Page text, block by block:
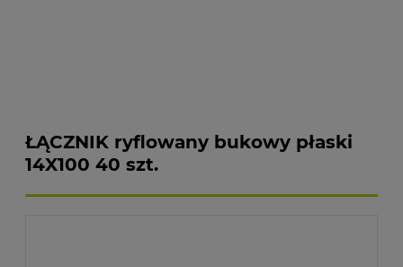
ŁĄCZNIK ryflowany bukowy płaski
14X100 40 szt.